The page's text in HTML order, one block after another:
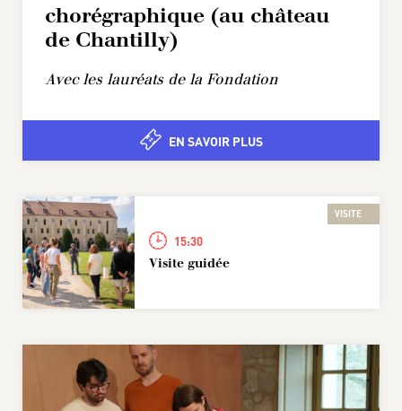
chorégraphique (au château
de Chantilly)
Avec les lauréats de la Fondation
EN SAVOIR PLUS
15:30
VISITE
Visite guidée